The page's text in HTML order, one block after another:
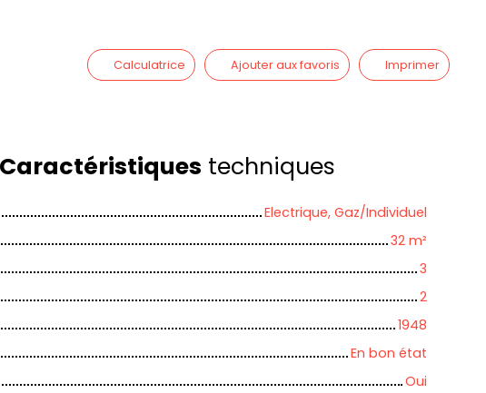
Calculatrice Ajouter aux favoris Imprimer
Caractéristiques techniques
Electrique, Gaz/Individuel
32 m²
3
2
1948
En bon état
Oui